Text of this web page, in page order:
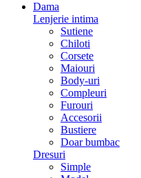
Dama
Lenjerie intima
Sutiene
Chiloti
Corsete
Maiouri
Body-uri
Compleuri
Furouri
Accesorii
Bustiere
Doar bumbac
Dresuri
Simple